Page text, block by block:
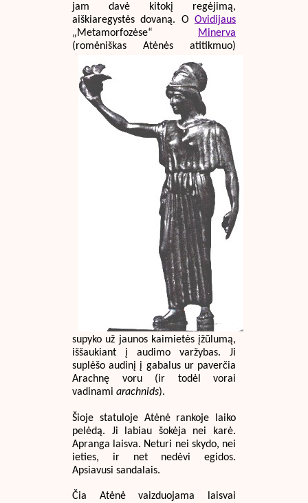
jam davė kitokį regėjimą,
aiškiaregystės dovaną. O Ovidijaus
„Metamorfozėse“
Minerva
(romėniškas Atėnės atitikmuo)
supyko už jaunos kaimietės įžūlumą,
iššaukiant į audimo varžybas. Ji
suplėšo audinį į gabalus ur paverčia
Arachnę voru (ir todėl vorai
vadinami arachnids).
Šioje statuloje Atėnė rankoje laiko
pelėdą. Ji labiau šokėja nei karė.
Apranga laisva. Neturi nei skydo, nei
ieties, ir net nedėvi egidos.
Apsiavusi sandalais.
Čia Atėnė vaizduojama laisvai